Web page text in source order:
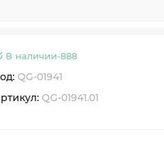
В наличии-888
QG-01941
QG-01941.01